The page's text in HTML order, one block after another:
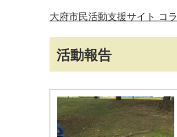
大府市民活動支援サイト コ
活動報告